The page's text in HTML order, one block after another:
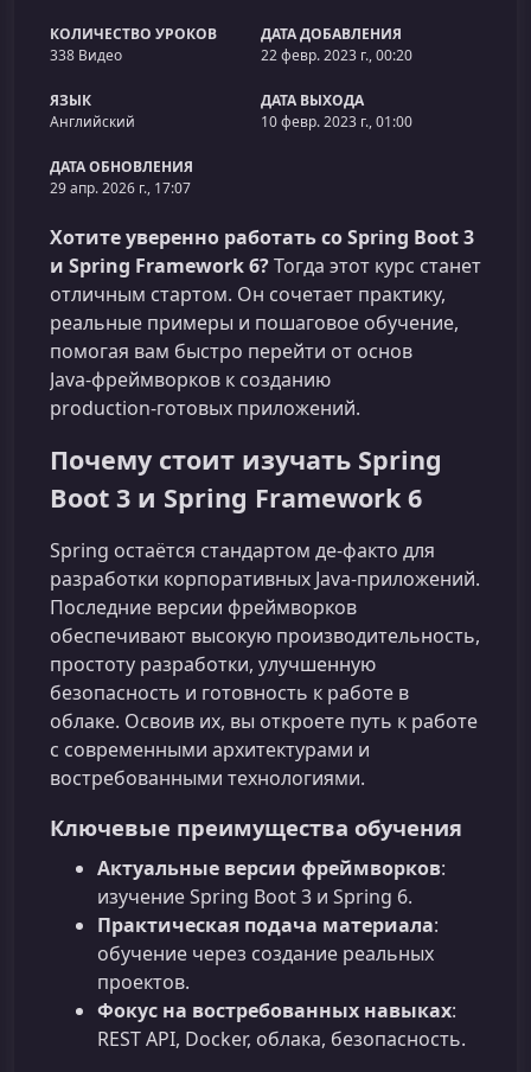
КОЛИЧЕСТВО УРОКОВ
338 Видео
ДАТА ДОБАВЛЕНИЯ
22 февр. 2023 г., 00:20
ЯЗЫК
Английский
ДАТА ВЫХОДА
10 февр. 2023 г., 01:00
ДАТА ОБНОВЛЕНИЯ
29 апр. 2026 г., 17:07
Хотите уверенно работать со Spring Boot 3
и Spring Framework 6?Тогда этот курс станет
отличным стартом. Он сочетает практику,
реальные примеры и пошаговое обучение,
помогая вам быстро перейти от основ
Java‑фреймворков к созданию
production‑готовых приложений.
Почему стоит изучать Spring
Boot 3 и Spring Framework 6
Spring остаётся стандартом де-факто для
разработки корпоративных Java‑приложений.
Последние версии фреймворков
обеспечивают высокую производительность,
простоту разработки, улучшенную
безопасность и готовность к работе в
облаке. Освоив их, вы откроете путь к работе
с современными архитектурами и
востребованными технологиями.
Ключевые преимущества обучения
Актуальные версии фреймворков:
изучение Spring Boot 3 и Spring 6.
Практическая подача материала:
обучение через создание реальных
проектов.
Фокус на востребованных навыках:
REST API, Docker, облака, безопасность.